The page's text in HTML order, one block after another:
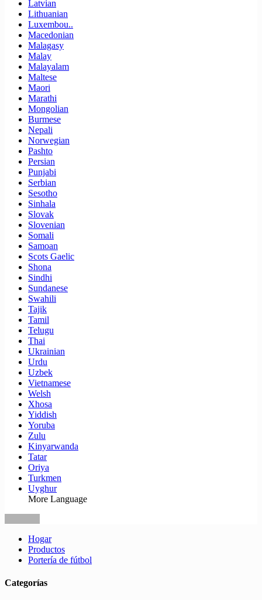
Latvian
Lithuanian
Luxembou..
Macedonian
Malagasy
Malay
Malayalam
Maltese
Maori
Marathi
Mongolian
Burmese
Nepali
Norwegian
Pashto
Persian
Punjabi
Serbian
Sesotho
Sinhala
Slovak
Slovenian
Somali
Samoan
Scots Gaelic
Shona
Sindhi
Sundanese
Swahili
Tajik
Tamil
Telugu
Thai
Ukrainian
Urdu
Uzbek
Vietnamese
Welsh
Xhosa
Yiddish
Yoruba
Zulu
Kinyarwanda
Tatar
Oriya
Turkmen
Uyghur
More Language
Hogar
Productos
Portería de fútbol
Categorías